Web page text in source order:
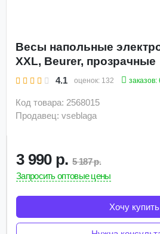
Весы напольные
XXL, Beurer, прозрачные
4.1 оценок: 132 заказов:
Код товара: 2568015
Продавец: vseblaga
3 990 р. 5 187 р.
Запросить оптовые цены
Хочу купить